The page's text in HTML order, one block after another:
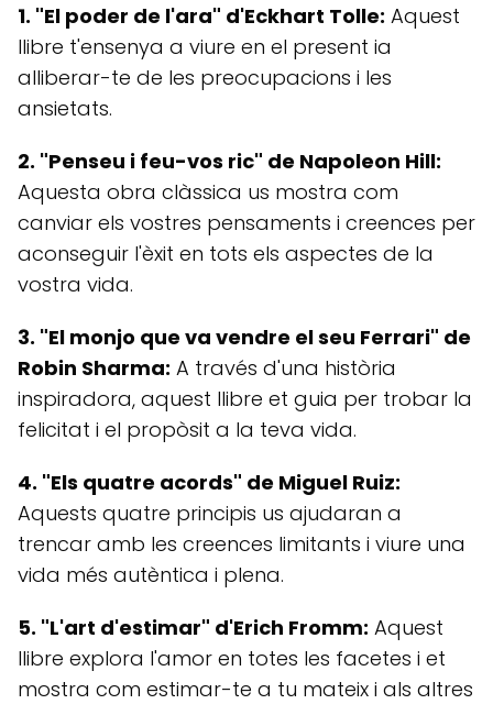
1. "El poder de l'ara" d'Eckhart Tolle: Aquest
llibre t'ensenya a viure en el present ia
alliberar-te de les preocupacions i les
ansietats.
2. "Penseu i feu-vos ric" de Napoleon Hill:
Aquesta obra clàssica us mostra com
canviar els vostres pensaments i creences per
aconseguir l'èxit en tots els aspectes de la
vostra vida.
3. "El monjo que va vendre el seu Ferrari" de
Robin Sharma: A través d'una història
inspiradora, aquest llibre et guia per trobar la
felicitat i el propòsit a la teva vida.
4. "Els quatre acords" de Miguel Ruiz:
Aquests quatre principis us ajudaran a
trencar amb les creences limitants i viure una
vida més autèntica i plena.
5. "L'art d'estimar" d'Erich Fromm: Aquest
llibre explora l'amor en totes les facetes i et
mostra com estimar-te a tu mateix i als altres